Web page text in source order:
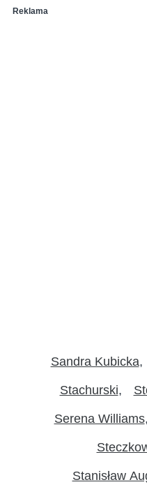
Reklama
Sandra Kubicka
Stachurski
Serena Williams
Stanisław